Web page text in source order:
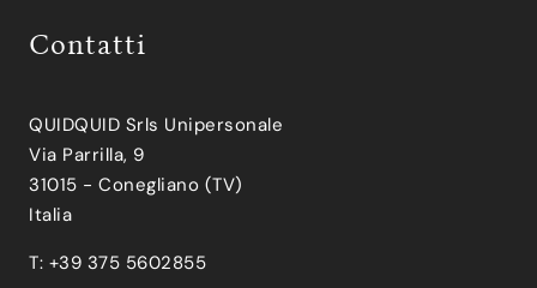
Contatti
QUIDQUID Srls Unipersonale
Via Parrilla, 9
31015 - Conegliano (TV)
Italia
T: +39 375 5602855